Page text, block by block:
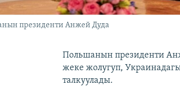
президенти Анжей Дуда
Польшанын президенти
жеке жолугуп,
талкуулады.